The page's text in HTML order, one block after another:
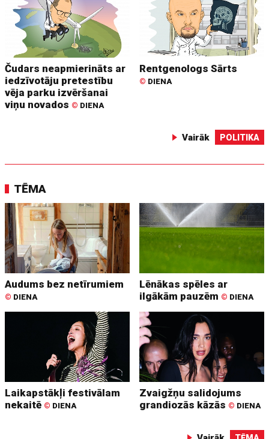
Čudars neapmierināts ar
iedzīvotāju pretestību
vēja parku izvēršanai
viņu novados © DIENA
Rentgenologs Sārts
© DIENA
Vairāk POLITIKA
TĒMA
Audums bez netīrumiem
© DIENA
Lēnākas spēles ar
ilgākām pauzēm © DIENA
Laikapstākļi festivālam
nekaitē © DIENA
Zvaigžņu salidojums
grandiozās kāzās © DIENA